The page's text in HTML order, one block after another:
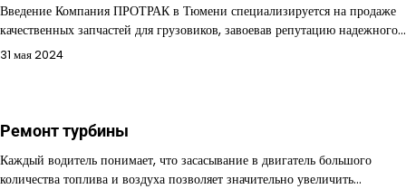
Введение Компания ПРОТРАК в Тюмени специализируется на продаже
качественных запчастей для грузовиков, завоевав репутацию надежного…
31 мая 2024
Ремонт турбины
Каждый водитель понимает, что засасывание в двигатель большого
количества топлива и воздуха позволяет значительно увеличить…